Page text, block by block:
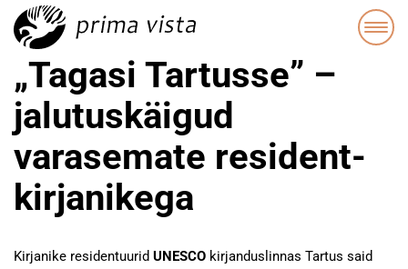
„Tagasi Tartusse” –
jalutuskäigud
varasemate resident-
kirjanikega
Kirjanike residentuurid UNESCO kirjanduslinnas Tartus said